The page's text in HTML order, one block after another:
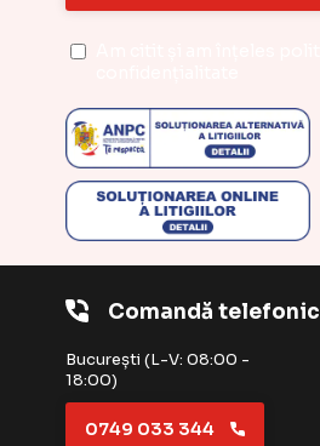
Comandă telefonic
București (L-V: 08:00 -
18:00)
0749 033 344